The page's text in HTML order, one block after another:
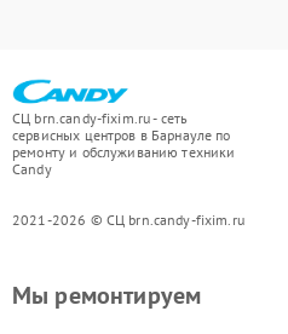
СЦ brn.candy-fixim.ru - сеть
сервисных центров в Барнауле по
ремонту и обслуживанию техники
Candy
2021-2026 © СЦ brn.candy-fixim.ru
Мы ремонтируем